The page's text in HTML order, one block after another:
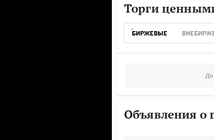
Торги
БИРЖЕВЫЕ
Объявления о